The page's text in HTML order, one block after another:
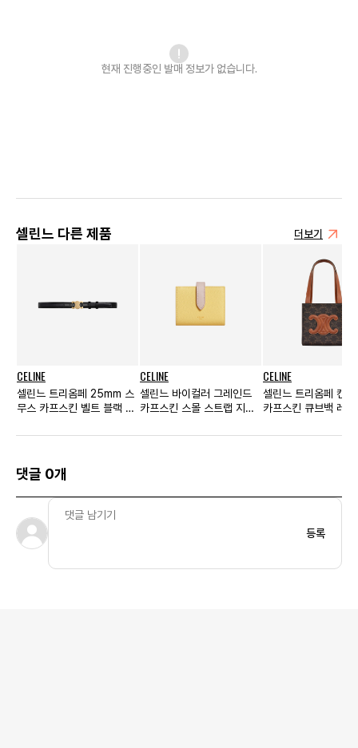
현재 진행중인 발매 정보가 없습니다.
셀린느 다른 제품 더보기
CELINE
셀린느 트리옴페 25mm 스
무스 카프스킨 벨트 블랙 골
CELINE
셀린느 바이컬러 그레인드
카프스킨 스몰 스트랩 지갑
CELINE
셀린느 트리옴페 캔
카프스킨 큐브백 레
댓글 0개
등록